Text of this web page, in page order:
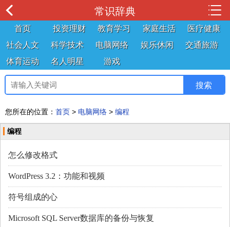
常识辞典
首页 投资理财 教育学习 家庭生活
医疗健康
社会人文
科学技术 电脑网络 娱乐休闲
交通旅游
体育运动
名人明星 游戏
您所在的位置： 首页 > 电脑网络 > 编程
编程
怎么修改格式
WordPress 3.2：功能和视频
符号组成的心
Microsoft SQL Server数据库的备份与恢复